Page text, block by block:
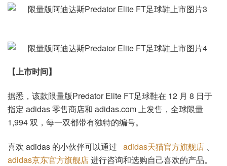
【上市时间】
据悉，该款限量版Predator Elite FT足球鞋在 12 月 8 日于
指定 adidas 零售商店和 adidas.com 上发售，全球限量
1,994 双，每一双都带有独特的编号。
喜欢 adidas 的小伙伴可以通过 adidas天猫官方旗舰店 、
adidas京东官方旗舰店进行咨询和选购自己喜欢的产品。